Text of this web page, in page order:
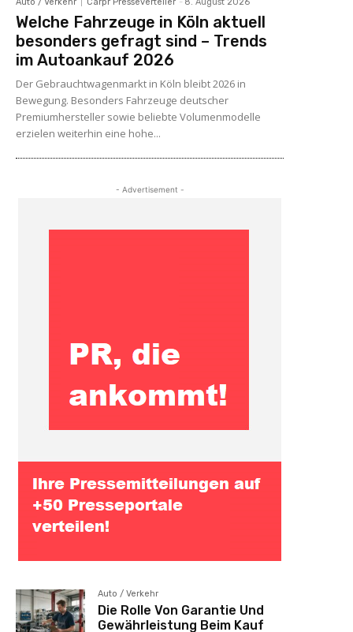
Welche Fahrzeuge in Köln aktuell
besonders gefragt sind – Trends
im Autoankauf 2026
Der Gebrauchtwagenmarkt in Köln bleibt 2026 in
Bewegung. Besonders Fahrzeuge deutscher
Premiumhersteller sowie beliebte Volumenmodelle
erzielen weiterhin eine hohe...
- Advertisement -
Auto / Verkehr
Die Rolle Von Garantie Und
Gewährleistung Beim Kauf